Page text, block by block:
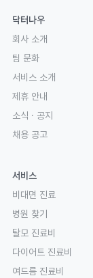
닥터나우
회사 소개
팀 문화
서비스 소개
제휴 안내
소식 · 공지
채용 공고
서비스
비대면 진료
병원 찾기
탈모 진료비
다이어트 진료비
여드름 진료비